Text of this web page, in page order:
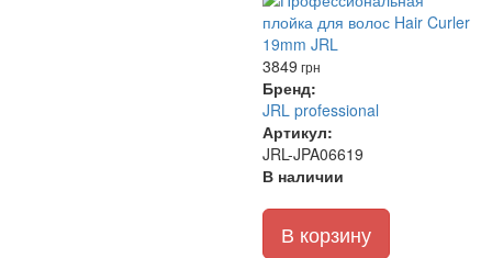
3849 грн
Бренд:
JRL professional
Артикул:
JRL-JPA06619
В наличии
В корзину